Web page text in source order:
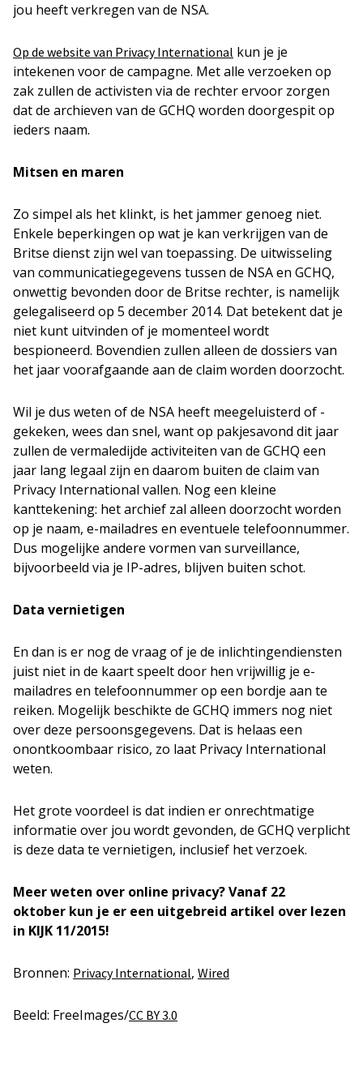
jou heeft verkregen van de NSA.
Op de website van Privacy International kun je je
intekenen voor de campagne. Met alle verzoeken op
zak zullen de activisten via de rechter ervoor zorgen
dat de archieven van de GCHQ worden doorgespit op
ieders naam.
Mitsen en maren
Zo simpel als het klinkt, is het jammer genoeg niet.
Enkele beperkingen op wat je kan verkrijgen van de
Britse dienst zijn wel van toepassing. De uitwisseling
van communicatiegegevens tussen de NSA en GCHQ,
onwettig bevonden door de Britse rechter, is namelijk
gelegaliseerd op 5 december 2014. Dat betekent dat je
niet kunt uitvinden of je momenteel wordt
bespioneerd. Bovendien zullen alleen de dossiers van
het jaar voorafgaande aan de claim worden doorzocht.
Wil je dus weten of de NSA heeft meegeluisterd of -
gekeken, wees dan snel, want op pakjesavond dit jaar
zullen de vermaledijde activiteiten van de GCHQ een
jaar lang legaal zijn en daarom buiten de claim van
Privacy International vallen. Nog een kleine
kanttekening: het archief zal alleen doorzocht worden
op je naam, e-mailadres en eventuele telefoonnummer.
Dus mogelijke andere vormen van surveillance,
bijvoorbeeld via je IP-adres, blijven buiten schot.
Data vernietigen
En dan is er nog de vraag of je de inlichtingendiensten
juist niet in de kaart speelt door hen vrijwillig je e-
mailadres en telefoonnummer op een bordje aan te
reiken. Mogelijk beschikte de GCHQ immers nog niet
over deze persoonsgegevens. Dat is helaas een
onontkoombaar risico, zo laat Privacy International
weten.
Het grote voordeel is dat indien er onrechtmatige
informatie over jou wordt gevonden, de GCHQ verplicht
is deze data te vernietigen, inclusief het verzoek.
Meer weten over online privacy? Vanaf 22
oktober kun je er een uitgebreid artikel over lezen
in KIJK 11/2015!
Bronnen: Privacy International, Wired
Beeld: FreeImages/CC BY 3.0